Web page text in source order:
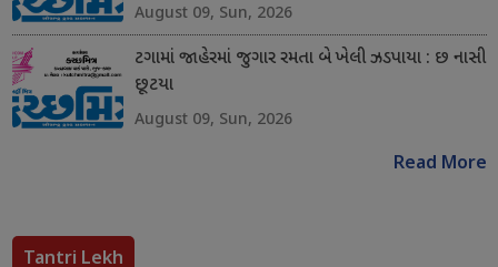
August 09, Sun, 2026
ટગામાં જાહેરમાં જુગાર રમતા બે ખેલી ઝડપાયા : છ નાસી
છૂટયા
August 09, Sun, 2026
Read More
Tantri Lekh